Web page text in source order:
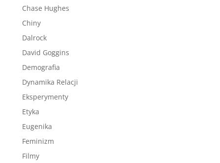
Chase Hughes
Chiny
Dalrock
David Goggins
Demografia
Dynamika Relacji
Eksperymenty
Etyka
Eugenika
Feminizm
Filmy